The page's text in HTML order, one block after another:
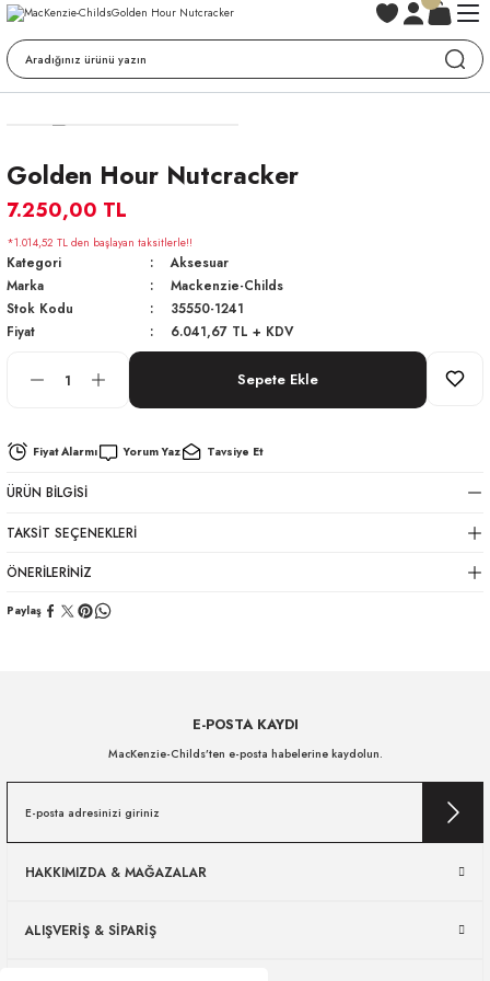
Golden Hour Nutcracker
7.250,00 TL
*1.014,52 TL den başlayan taksitlerle!!
Kategori
Aksesuar
Marka
Mackenzie-Childs
Stok Kodu
35550-1241
Fiyat
6.041,67 TL + KDV
Sepete Ekle
Fiyat Alarmı Yorum Yaz Tavsiye Et
ÜRÜN BILGISI
TAKSIT SEÇENEKLERI
ÖNERILERINIZ
Paylaş
E-POSTA KAYDI
MacKenzie-Childs’ten e-posta habelerine kaydolun.
HAKKIMIZDA & MAĞAZALAR
ALIŞVERİŞ & SİPARİŞ